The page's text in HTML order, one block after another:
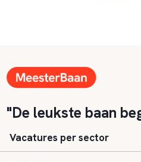
"De leukste baan
Vacatures per sector